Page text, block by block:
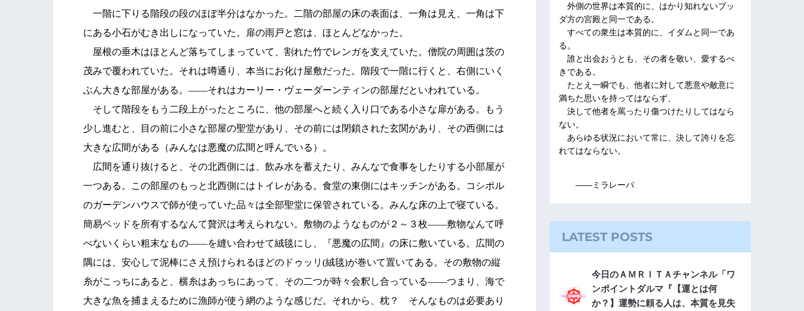
一階に下りる階段の段のほぼ半分はなかった。二階の部屋の床の表面は、一角は見え、一角は下
にある小石がむき出しになっていた。扉の雨戸と窓は、ほとんどなかった。
屋根の垂木はほとんど落ちてしまっていて、割れた竹でレンガを支えていた。僧院の周囲は茨の
茂みで覆われていた。それは噂通り、本当にお化け屋敷だった。階段で一階に行くと、右側にいく
ぶん大きな部屋がある。――それはカーリー・ヴェーダーンティンの部屋だといわれている。
そして階段をもう二段上がったところに、他の部屋へと続く入り口である小さな扉がある。もう
少し進むと、目の前に小さな部屋の聖堂があり、その前には閉鎖された玄関があり、その西側には
大きな広間がある（みんなは悪魔の広間と呼んでいる）。
広間を通り抜けると、その北西側には、飲み水を蓄えたり、みんなで食事をしたりする小部屋が
一つある。この部屋のもっと北西側にはトイレがある。食堂の東側にはキッチンがある。コシポル
のガーデンハウスで師が使っていた品々は全部聖堂に保管されている。みんな床の上で寝ている。
簡易ベッドを所有するなんて贅沢は考えられない。敷物のようなものが２～３枚――敷物なんて呼
べないくらい粗末なもの――を縫い合わせて絨毯にし、『悪魔の広間』の床に敷いている。広間の
隅には、安心して泥棒にさえ預けられるほどのドゥッリ(絨毯)が巻いて置いてある。その敷物の縦
糸がこっちにあると、横糸はあっちにあって、その二つが時々会釈し合っている――つまり、海で
大きな魚を捕まえるために漁師が使う網のような感じだ。それから、枕？ そんなものは必要あり
外側の世界は本質的に、はかり知れないブッ
ダ方の宮殿と同一である。
すべての衆生は本質的に、イダムと同一であ
る。
誰と出会おうとも、その者を敬い、愛するべ
きである。
たとえ一瞬でも、他者に対して悪意や敵意に
満ちた思いを持ってはならず、
決して他者を罵ったり傷つけたりしてはなら
ない。
あらゆる状況において常に、決して誇りを忘
れてはならない。
――ミラレーパ
LATEST POSTS
今日のＡＭＲＩＴＡチャンネル「ワ
ンポイントダルマ『【運とは何
か？】運勢に頼る人は、本質を見失